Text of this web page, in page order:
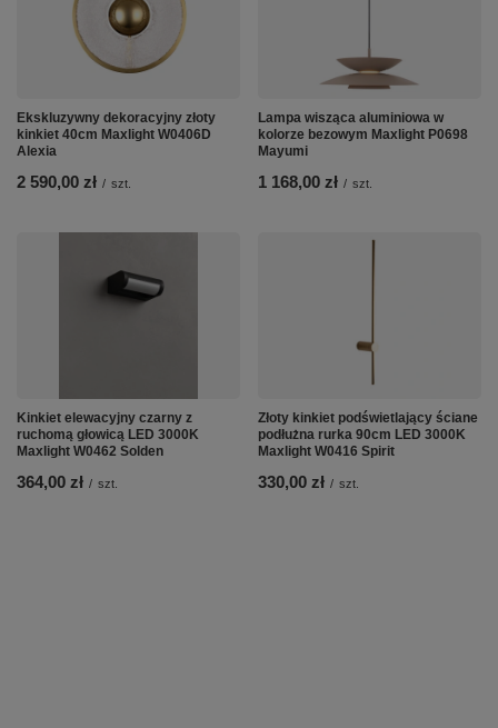
Ekskluzywny dekoracyjny złoty
kinkiet 40cm Maxlight W0406D
Alexia
2 590,00 zł / szt.
Lampa wisząca aluminiowa w
kolorze bezowym Maxlight P0698
Mayumi
1 168,00 zł / szt.
Kinkiet elewacyjny czarny z
ruchomą głowicą LED 3000K
Maxlight W0462 Solden
364,00 zł / szt.
Złoty kinkiet podświetlający ściane
podłużna rurka 90cm LED 3000K
Maxlight W0416 Spirit
330,00 zł / szt.